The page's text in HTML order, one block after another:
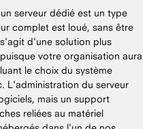
serveur dédié est un type
complet est loué, sans être
d'une solution plus
votre organisation aura
le choix du système
L'administration du serveur
mais un support
reliées au matériel